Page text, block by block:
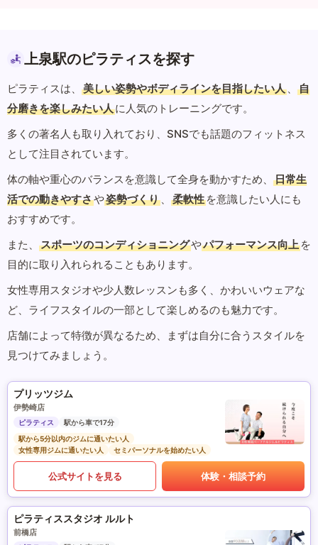
上泉駅のピラティスを探す
ピラティスは、 美しい姿勢やボディラインを目指したい人 、
自
分磨きを楽しみたい人に人気のトレーニングです。
多くの著名人も取り入れており、SNSでも話題のフィットネス
として注目されています。
体の軸や重心のバランスを意識して全身を動かすため、
日常生
活での動きやすさや姿勢づくり 、 柔軟性 を意識したい人にも
おすすめです。
また、
スポーツのコンディショニングやパフォーマンス向上 を
目的に取り入れられることもあります。
女性専用スタジオや少人数レッスンも多く、かわいいウェアな
ど、ライフスタイルの一部として楽しめるのも魅力です。
店舗によって特徴が異なるため、まずは自分に合うスタイルを
見つけてみましょう。
プリッツジム
伊勢崎店
ピラティス
駅から車で17分
駅から5分以内のジムに通いたい人
女性専用ジムに通いたい人
セミパーソナルを始めたい人
公式サイトを見る 体験・相談予約
ピラティススタジオ ルルト
前橋店